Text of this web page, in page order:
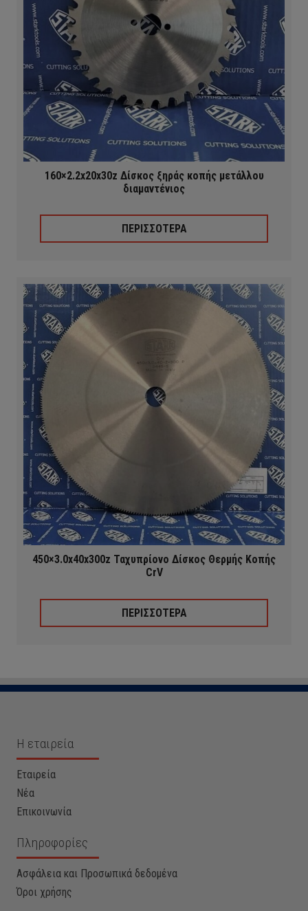
160×2.2x20x30z Δίσκος ξηράς κοπής μετάλλου
διαμαντένιος
ΠΕΡΙΣΣΟΤΕΡΑ
450×3.0x40x300z Ταχυπρίονο Δίσκος Θερμής Κοπής
CrV
ΠΕΡΙΣΣΟΤΕΡΑ
Η εταιρεία
Εταιρεία
Νέα
Επικοινωνία
Πληροφορίες
Ασφάλεια και Προσωπικά δεδομένα
Όροι χρήσης